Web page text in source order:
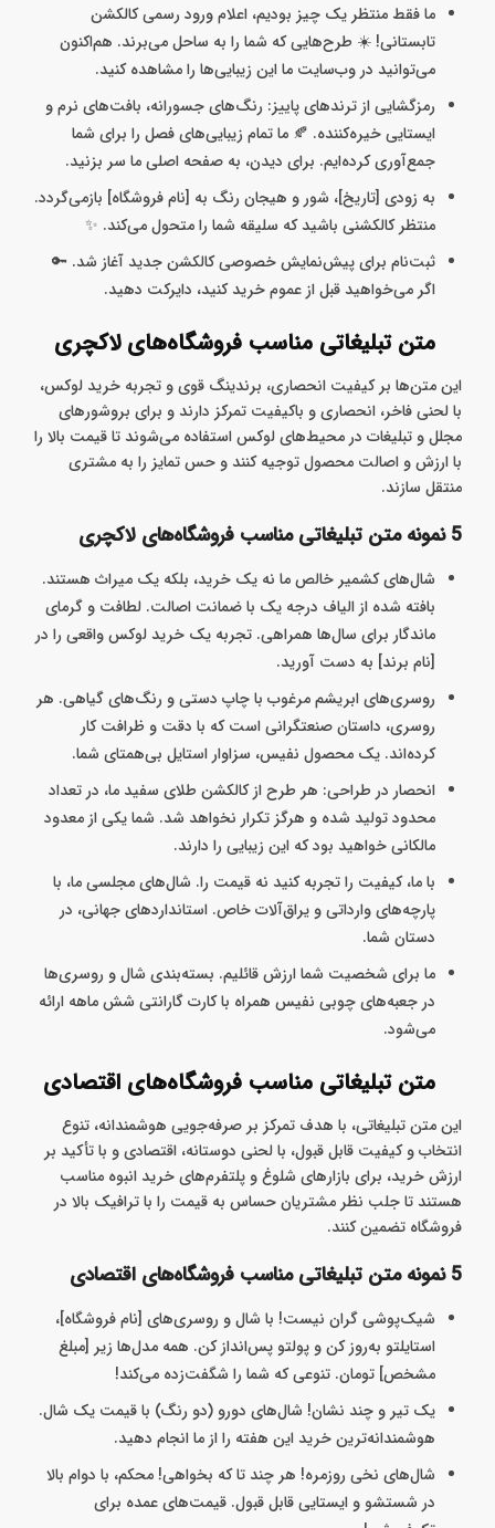
ما فقط منتظر یک چیز بودیم، اعلام ورود رسمی کالکشن
تابستانی! ☀️ طرح‌هایی که شما را به ساحل می‌برند. هم‌اکنون
می‌توانید در وب‌سایت ما این زیبایی‌ها را مشاهده کنید.
رمزگشایی از ترندهای پاییز: رنگ‌های جسورانه، بافت‌های نرم و
ایستایی خیره‌کننده. 🍂 ما تمام زیبایی‌های فصل را برای شما
جمع‌آوری کرده‌ایم. برای دیدن، به صفحه اصلی ما سر بزنید.
به زودی [تاریخ]، شور و هیجان رنگ به [نام فروشگاه] بازمی‌گردد.
منتظر کالکشنی باشید که سلیقه شما را متحول می‌کند. ✨
ثبت‌نام برای پیش‌نمایش خصوصی کالکشن جدید آغاز شد. 🔑
اگر می‌خواهید قبل از عموم خرید کنید، دایرکت دهید.
متن تبلیغاتی مناسب فروشگاه‌های لاکچری
این متن‌ها بر کیفیت انحصاری، برندینگ قوی و تجربه خرید لوکس،
با لحنی فاخر، انحصاری و باکیفیت تمرکز دارند و برای بروشورهای
مجلل و تبلیغات در محیط‌های لوکس استفاده می‌شوند تا قیمت بالا را
با ارزش و اصالت محصول توجیه کنند و حس تمایز را به مشتری
منتقل سازند.
5 نمونه متن تبلیغاتی مناسب فروشگاه‌های لاکچری
شال‌های کشمیر خالص ما نه یک خرید، بلکه یک میراث هستند.
بافته شده از الیاف درجه یک با ضمانت اصالت. لطافت و گرمای
ماندگار برای سال‌ها همراهی. تجربه یک خرید لوکس واقعی را در
[نام برند] به دست آورید.
روسری‌های ابریشم مرغوب با چاپ دستی و رنگ‌های گیاهی. هر
روسری، داستان صنعتگرانی است که با دقت و ظرافت کار
کرده‌اند. یک محصول نفیس، سزاوار استایل بی‌همتای شما.
انحصار در طراحی: هر طرح از کالکشن طلای سفید ما، در تعداد
محدود تولید شده و هرگز تکرار نخواهد شد. شما یکی از معدود
مالکانی خواهید بود که این زیبایی را دارند.
با ما، کیفیت را تجربه کنید نه قیمت را. شال‌های مجلسی ما، با
پارچه‌های وارداتی و یراق‌آلات خاص. استاندارد‌های جهانی، در
دستان شما.
ما برای شخصیت شما ارزش قائلیم. بسته‌بندی شال و روسری‌ها
در جعبه‌های چوبی نفیس همراه با کارت گارانتی شش ماهه ارائه
می‌شود.
متن تبلیغاتی مناسب فروشگاه‌های اقتصادی
این متن‌ تبلیغاتی، با هدف تمرکز بر صرفه‌جویی هوشمندانه، تنوع
انتخاب و کیفیت قابل قبول، با لحنی دوستانه، اقتصادی و با تأکید بر
ارزش خرید، برای بازارهای شلوغ و پلتفرم‌های خرید انبوه مناسب
هستند تا جلب نظر مشتریان حساس به قیمت را با ترافیک بالا در
فروشگاه تضمین کنند.
5 نمونه متن تبلیغاتی مناسب فروشگاه‌های اقتصادی
شیک‌پوشی گران نیست! با شال و روسری‌های [نام فروشگاه]،
استایلتو به‌روز کن و پولتو پس‌انداز کن. همه مدل‌ها زیر [مبلغ
مشخص] تومان. تنوعی که شما را شگفت‌زده می‌کند!
یک تیر و چند نشان! شال‌های دورو (دو رنگ) با قیمت یک شال.
هوشمندانه‌ترین خرید این هفته را از ما انجام دهید.
شال‌های نخی روزمره! هر چند تا که بخواهی! محکم، با دوام بالا
در شستشو و ایستایی قابل قبول. قیمت‌های عمده برای